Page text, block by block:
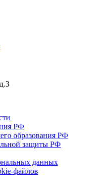
РФ
образования РФ
защиты РФ
данных
файлов